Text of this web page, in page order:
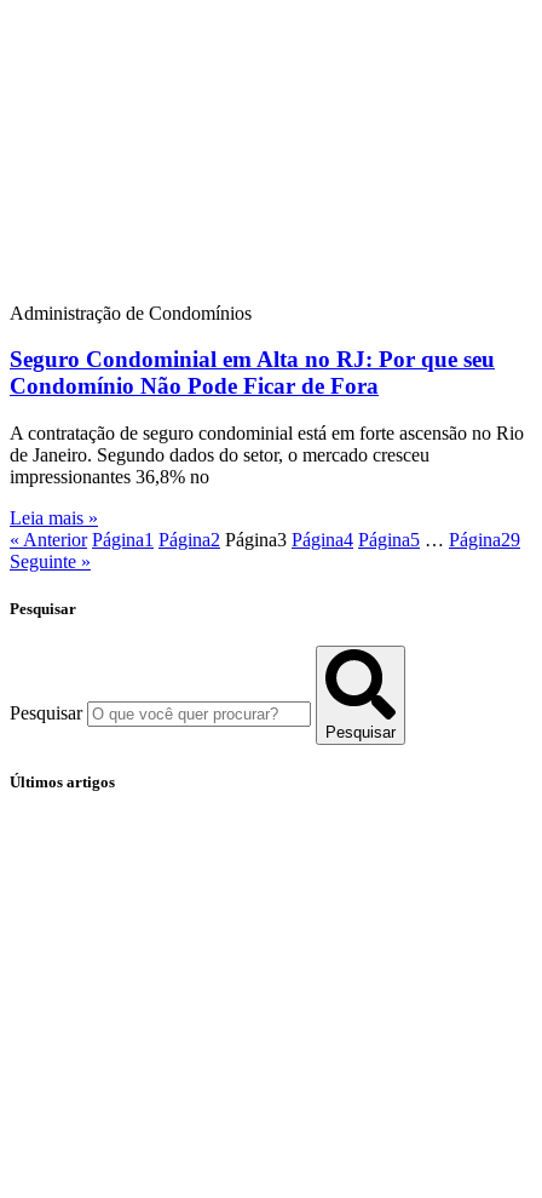
Administração de Condomínios
Seguro Condominial em Alta no RJ: Por que seu
Condomínio Não Pode Ficar de Fora
A contratação de seguro condominial está em forte ascensão no Rio
de Janeiro. Segundo dados do setor, o mercado cresceu
impressionantes 36,8% no
Leia mais »
« Anterior Página1 Página2 Página3 Página4 Página5 … Página29
Seguinte »
Pesquisar
Pesquisar
Pesquisar
Últimos artigos